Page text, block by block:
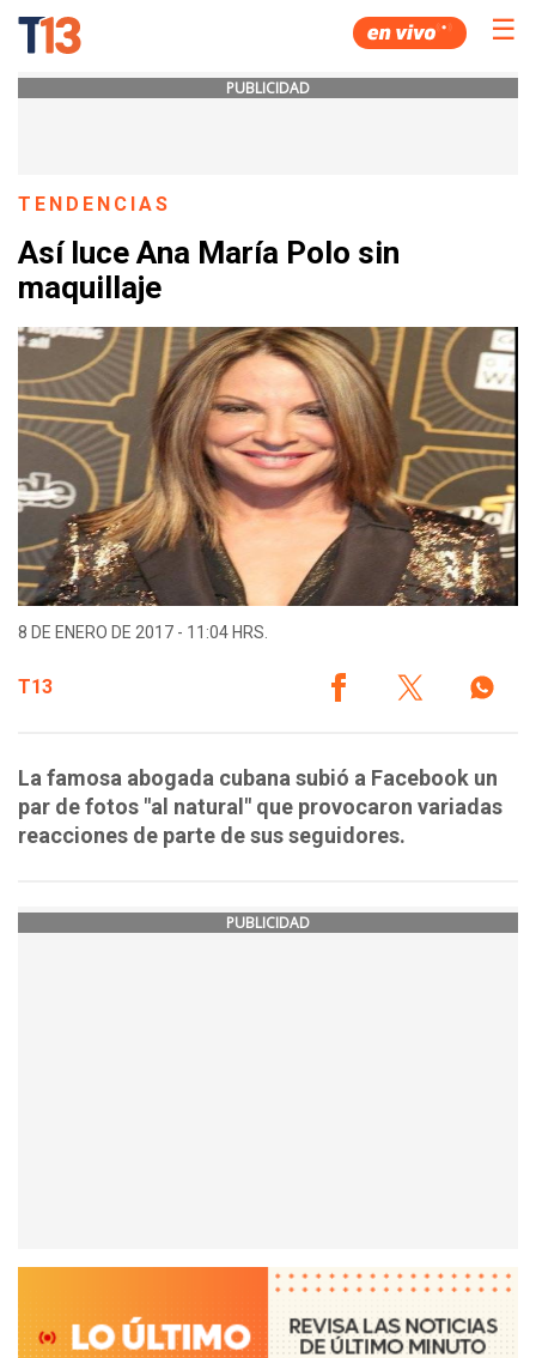
☰
PUBLICIDAD
TENDENCIAS
Así luce Ana María Polo sin
maquillaje
8 DE ENERO DE 2017 - 11:04 HRS.
T13
La famosa abogada cubana subió a Facebook un
par de fotos "al natural" que provocaron variadas
reacciones de parte de sus seguidores.
PUBLICIDAD